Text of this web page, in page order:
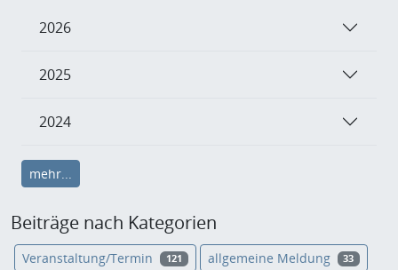
2026
2025
2024
mehr...
Beiträge nach Kategorien
Veranstaltung/Termin 121 allgemeine Meldung 33